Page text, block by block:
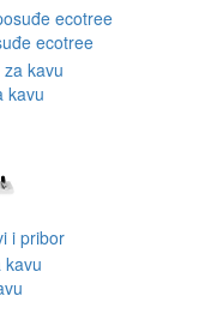
ecotree
kavu
i pribor